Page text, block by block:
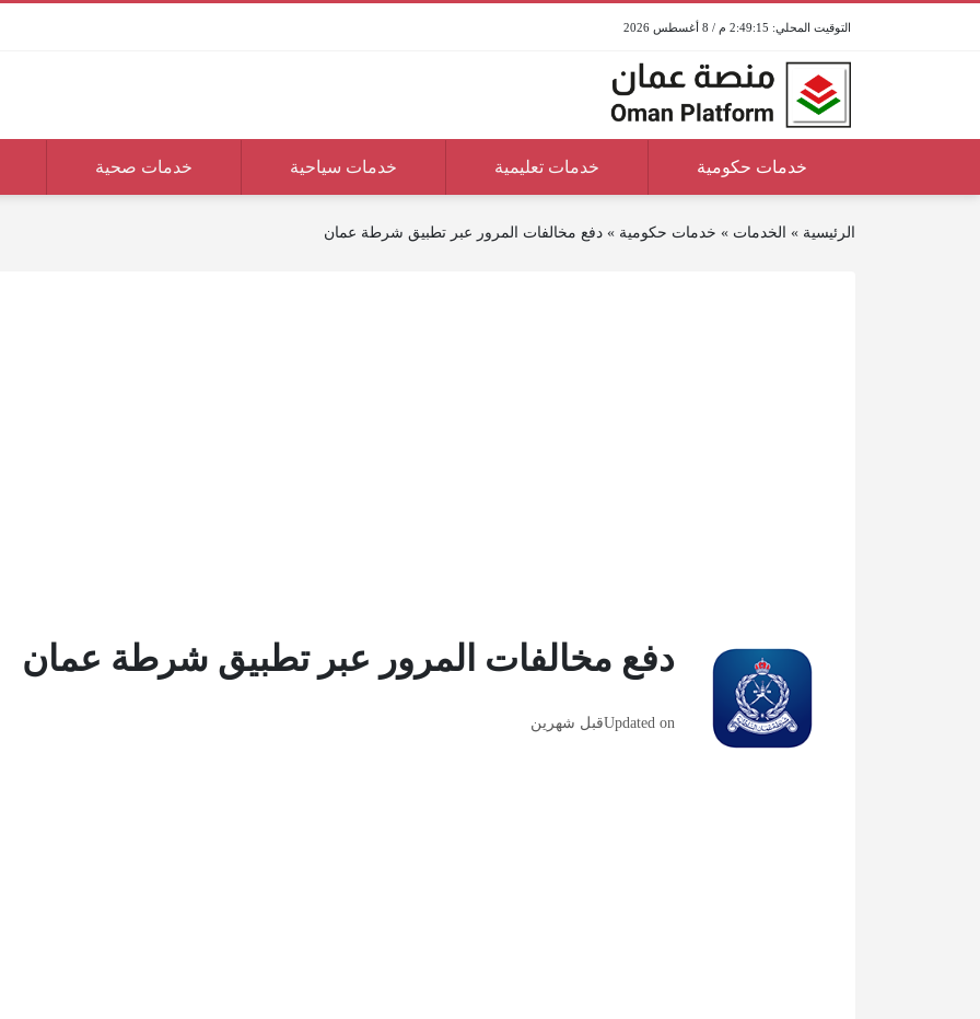
2:49:15 م / 8 أغسطس 2026
خدمات حكومية خدمات تعليمية خدمات سياحية خدمات صحية
الرئيسية » الخدمات » خدمات حكومية »دفع مخالفات المرور عبر تطبيق شرطة عمان
دفع مخالفات المرور عبر تطبيق شرطة عمان
Updated onقبل شهرين